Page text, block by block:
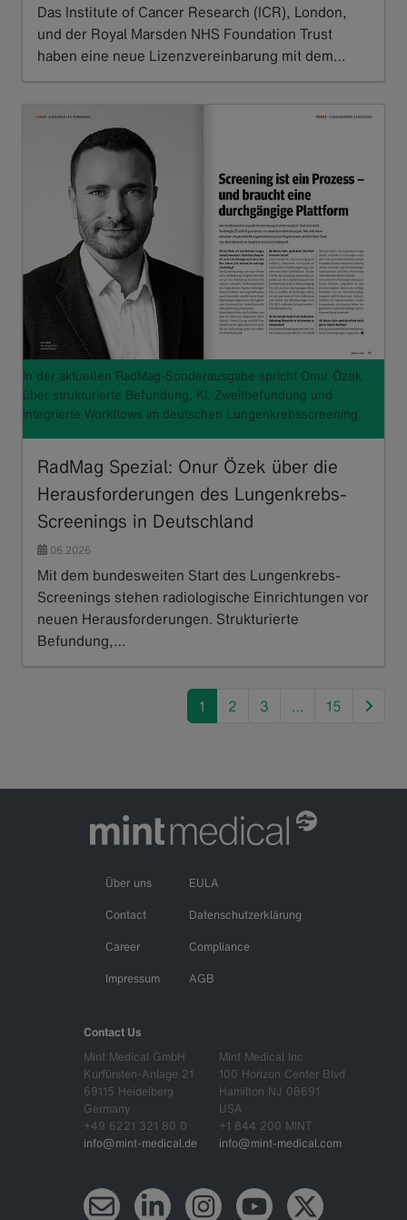
Das Institute of Cancer Research (ICR), London,
und der Royal Marsden NHS Foundation Trust
haben eine neue Lizenzvereinbarung mit dem…
In der aktuellen RadMag-Sonderausgabe spricht Onur Özek
über strukturierte Befundung, KI, Zweitbefundung und
integrierte Workflows im deutschen Lungenkrebsscreening.
RadMag Spezial: Onur Özek über die
Herausforderungen des Lungenkrebs-
Screenings in Deutschland
06.2026
Mit dem bundesweiten Start des Lungenkrebs-
Screenings stehen radiologische Einrichtungen vor
neuen Herausforderungen. Strukturierte
Befundung,…
1 2 3 … 15
Über uns
Contact
Career
Impressum
EULA
Datenschutzerklärung
Compliance
AGB
Contact Us
Mint Medical GmbH
Kurfürsten-Anlage 21
69115 Heidelberg
Germany
+49 6221 321 80 0
info@mint-medical.de
Mint Medical Inc
100 Horizon Center Blvd
Hamilton NJ 08691
USA
+1 844 200 MINT
info@mint-medical.com
Newsletter LinkedIn Instagram YouTube X (Twitter)